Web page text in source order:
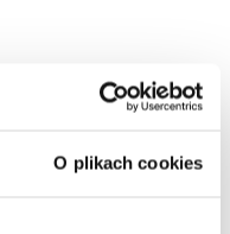
O plikach cookies